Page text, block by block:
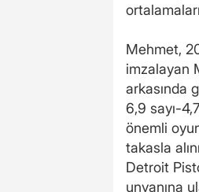
Mehmet,
imzalayan
arkasında
6,9 sayı-
önemli
takasla
Detroit
unvanına